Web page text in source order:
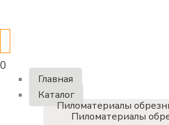
0
Главная
Каталог
Пиломатериалы
Пиломатериалы